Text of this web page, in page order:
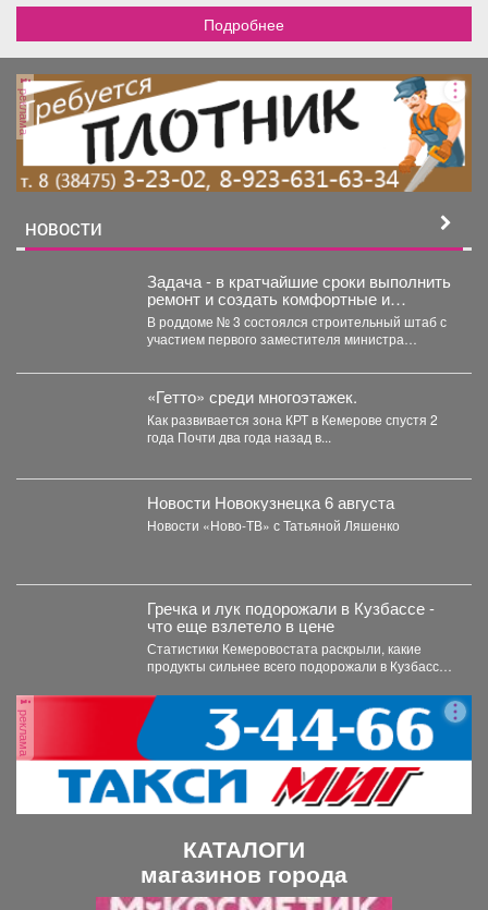
Подробнее
реклама
НОВОСТИ
Задача - в кратчайшие сроки выполнить
ремонт и создать комфортные и
безопасные условия для будущих мам
и новорождённых.
В роддоме № 3 состоялся строительный штаб с
участием первого заместителя министра
«Гетто» среди многоэтажек.
Как развивается зона КРТ в Кемерове спустя 2
года Почти два года назад в...
Новости Новокузнецка 6 августа
Новости «Ново-ТВ» с Татьяной Ляшенко
Гречка и лук подорожали в Кузбассе -
что еще взлетело в цене
Статистики Кемеровостата раскрыли, какие
продукты сильнее всего подорожали в Кузбассе
реклама
КАТАЛОГИ
магазинов города